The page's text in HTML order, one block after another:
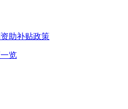
助补贴政策
览